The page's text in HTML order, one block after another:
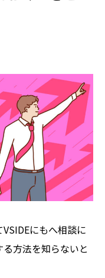
にもへ相談に
方法を知らないと